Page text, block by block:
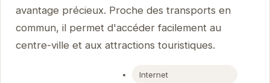
avantage précieux. Proche des transports en
commun, il permet d'accéder facilement au
centre-ville et aux attractions touristiques.
Internet